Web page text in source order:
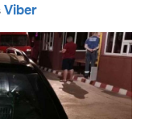
Viber